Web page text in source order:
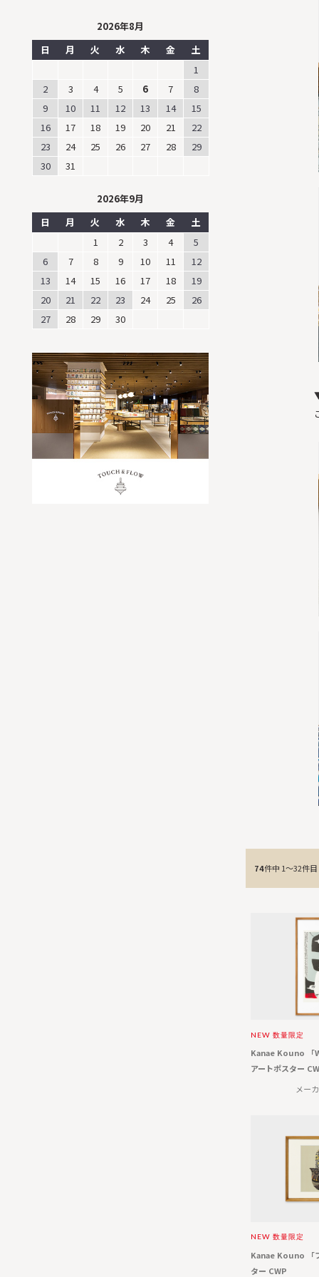
74件中 1〜32件目
NEW 数量限定
Kanae Kouno 「
アートポスター
メー
NEW 数量限定
Kanae Kouno 「
ター CWP
2026年8月
日
月 火 水 木 金
土
1
2
3 4 5 6 7
8
9
10 11 12 13 14
15
16
17 18 19 20 21
22
23
24 25 26 27 28
29
30
31
2026年9月
日
月 火 水 木 金
土
1
2 3 4
5
6
7 8 9 10 11
12
13
14 15 16 17 18
19
20
21 22 23 24 25
26
27
28 29 30